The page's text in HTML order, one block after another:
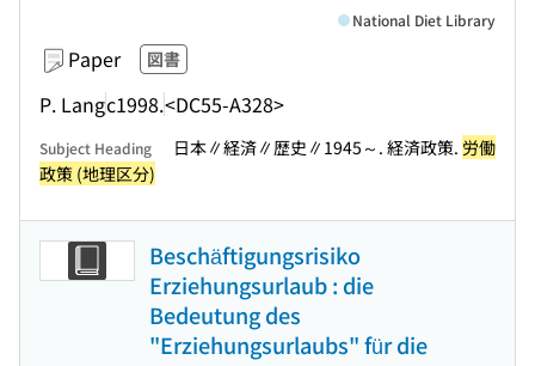
Paper 図書
P. Langc1998.<DC55-A328>
National Diet Library
Subject Heading 日本∥経済∥歴史∥1945～. 経済政策. 労働
政策 (地理区分)
Beschäftigungsrisiko
Erziehungsurlaub : die
Bedeutung des
"Erziehungsurlaubs" für die